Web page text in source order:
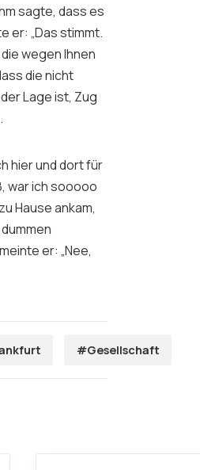
sagte, dass es
er: „Das stimmt.
wegen Ihnen
die nicht
Lage ist, Zug
hier und dort für
war ich sooooo
Hause ankam,
er: „Nee,
#Gesellschaft